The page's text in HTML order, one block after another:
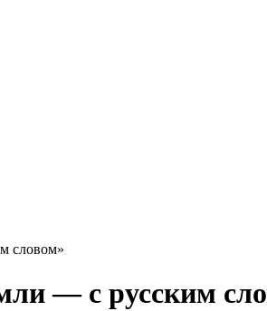
словом»
— с русским